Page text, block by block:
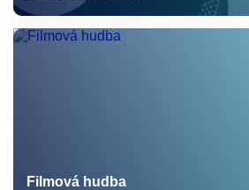
Filmová hudba